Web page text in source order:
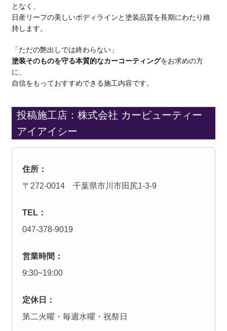
となく、
日産リーフの美しいボディラインと塗装品質を長期にわたり維
持します。
「ただの艶出しでは終わらない」
塗装そのものを守る本質的なカーコーティングをお求めの方
に、
自信をもっておすすめできる施工内容です。
投稿施工店：株式会社 カービューティー
アイアイシー
住所：
〒272-0014 千葉県市川市田尻1-3-9
TEL：
047-378-9019
営業時間：
9:30~19:00
定休日：
第二火曜・毎週水曜・祝祭日